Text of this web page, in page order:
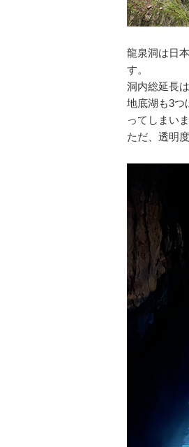
龍泉洞は日
す。
洞内総延長
地底湖も3つ
ってしまいま
ただ、透明